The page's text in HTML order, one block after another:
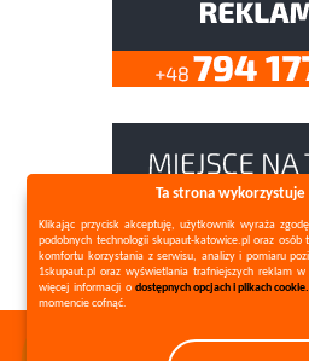
Copyright © 2026
Ta strona
Klikając przycisk akceptuję, użytkownik wyraża
podobnych technologii skupaut-katowice.pl oraz osób
komfortu korzystania z serwisu, analizy i pomiaru
1skupaut.pl oraz wyświetlania trafniejszych reklam
więcej informacji odostępnych opcjach i plikach cookie.
momencie cofnąć.